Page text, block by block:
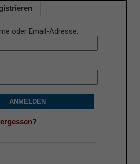
oder Email-Adresse
ANMELDEN